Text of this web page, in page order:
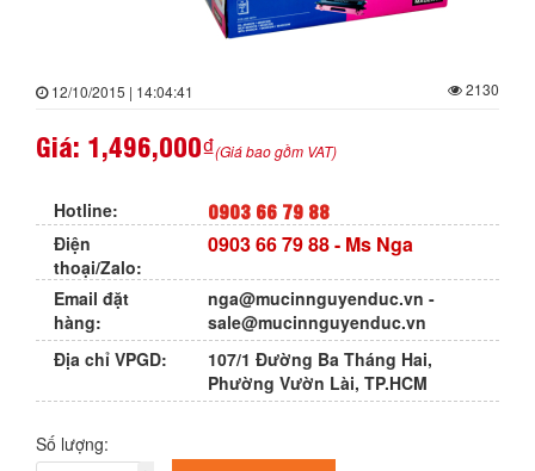
12/10/2015 | 14:04:41 2130
Giá: 1,496,000₫(Giá bao gồm VAT)
Hotline: 0903 66 79 88
Điện
thoại/Zalo:
0903 66 79 88- Ms Nga
Email đặt
hàng:
nga@mucinnguyenduc.vn -
sale@mucinnguyenduc.vn
Địa chỉ VPGD:
107/1 Đường Ba Tháng Hai,
Phường Vườn Lài, TP.HCM
Số lượng: